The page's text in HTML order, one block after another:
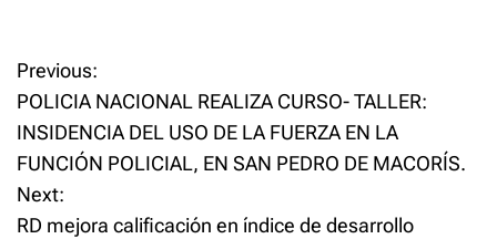
s
h
a
e
n
T
w
i
t
t
s
h
a
e
n
F
e
b
P
o
s
t
Previous:
POLICIA NACIONAL REALIZA CURSO- TALLER:
INSIDENCIA DEL USO DE LA FUERZA EN LA
FUNCIÓN POLICIAL, EN SAN PEDRO DE MACORÍS.
Next:
RD mejora calificación en índice de desarrollo